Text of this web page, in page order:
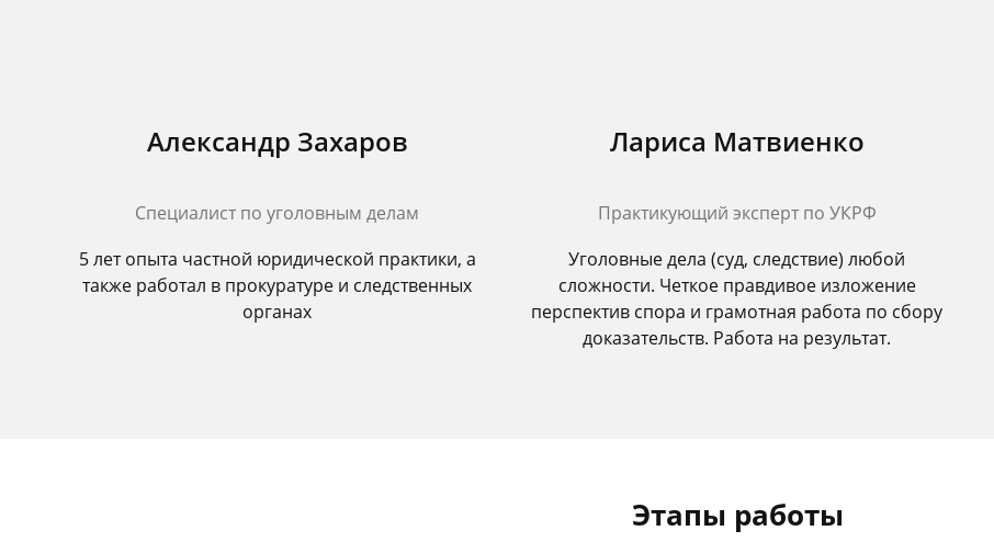
Александр Захаров
Специалист по уголовным делам
5 лет опыта частной юридической практики, а
также работал в прокуратуре и следственных
органах
Лариса Матвиенко
Практикующий эксперт по УКРФ
Уголовные дела (суд, следствие) любой
сложности. Четкое правдивое изложение
перспектив спора и грамотная работа по сбору
доказательств. Работа на результат.
Этапы работы